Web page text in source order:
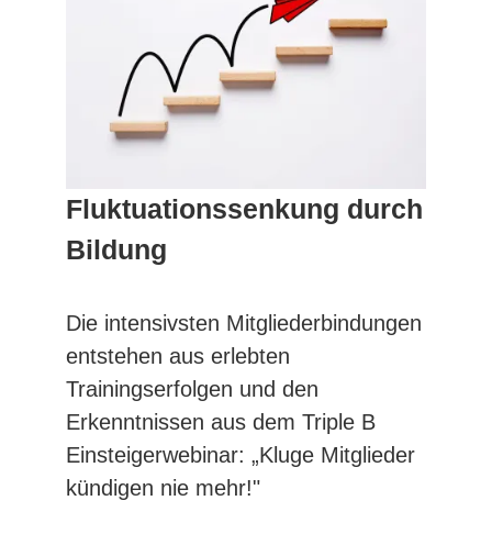
Fluktuationssenkung durch
Bildung
Die intensivsten Mitgliederbindungen
entstehen aus erlebten
Trainingserfolgen und den
Erkenntnissen aus dem Triple B
Einsteigerwebinar: „Kluge Mitglieder
kündigen nie mehr!"